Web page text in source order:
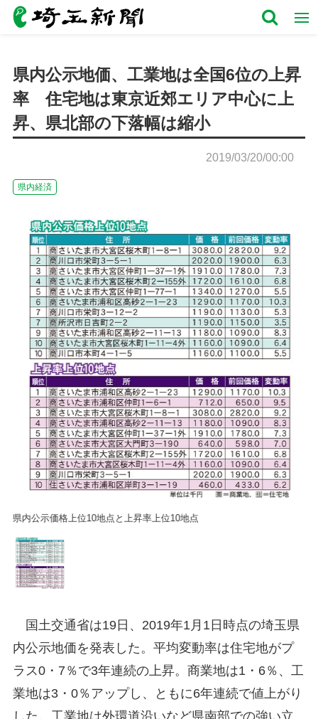
県内公示地価、工業地は全国6位の上昇
率 住宅地は東京近郊エリア中心に上
昇、県北部の下落幅は縮小
2019/03/20/00:00
県内経済
県内公示価格上位10地点と上昇率上位10地点
国土交通省は19日、2019年1月1日時点の埼玉県
内公示地価を発表した。平均変動率は住宅地がプ
ラス0・7％で3年連続の上昇。商業地は1・6％、工
業地は3・0％アップし、ともに6年連続で値上がり
した。工業地は外環道沿いなど県南部での強い立